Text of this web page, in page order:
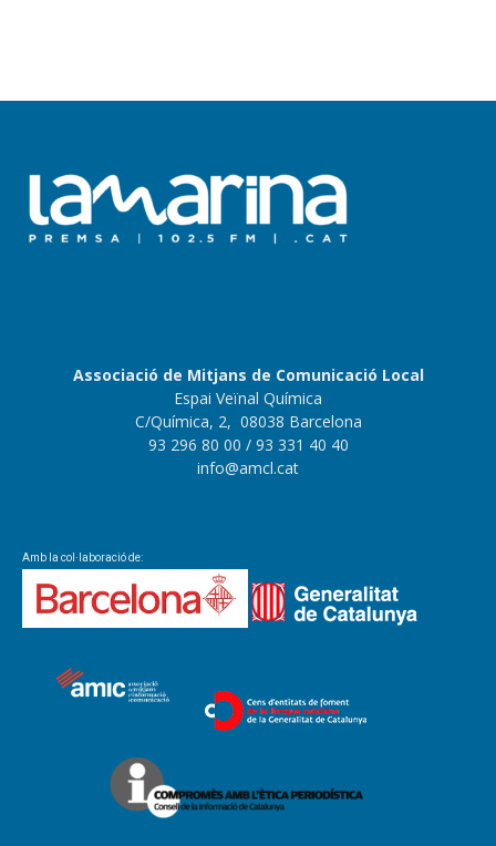
Associació de Mitjans de Comunicació Local
Espai Veïnal Química
C/Química, 2, 08038 Barcelona
93 296 80 00 / 93 331 40 40
info@amcl.cat
Amb la col·laboració de: